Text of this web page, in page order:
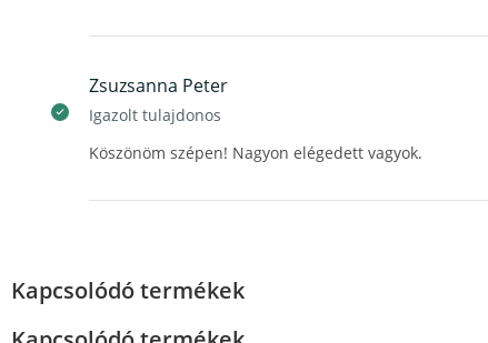
Zsuzsanna Peter
Igazolt tulajdonos
Köszönöm szépen! Nagyon elégedett vagyok.
Kapcsolódó termékek